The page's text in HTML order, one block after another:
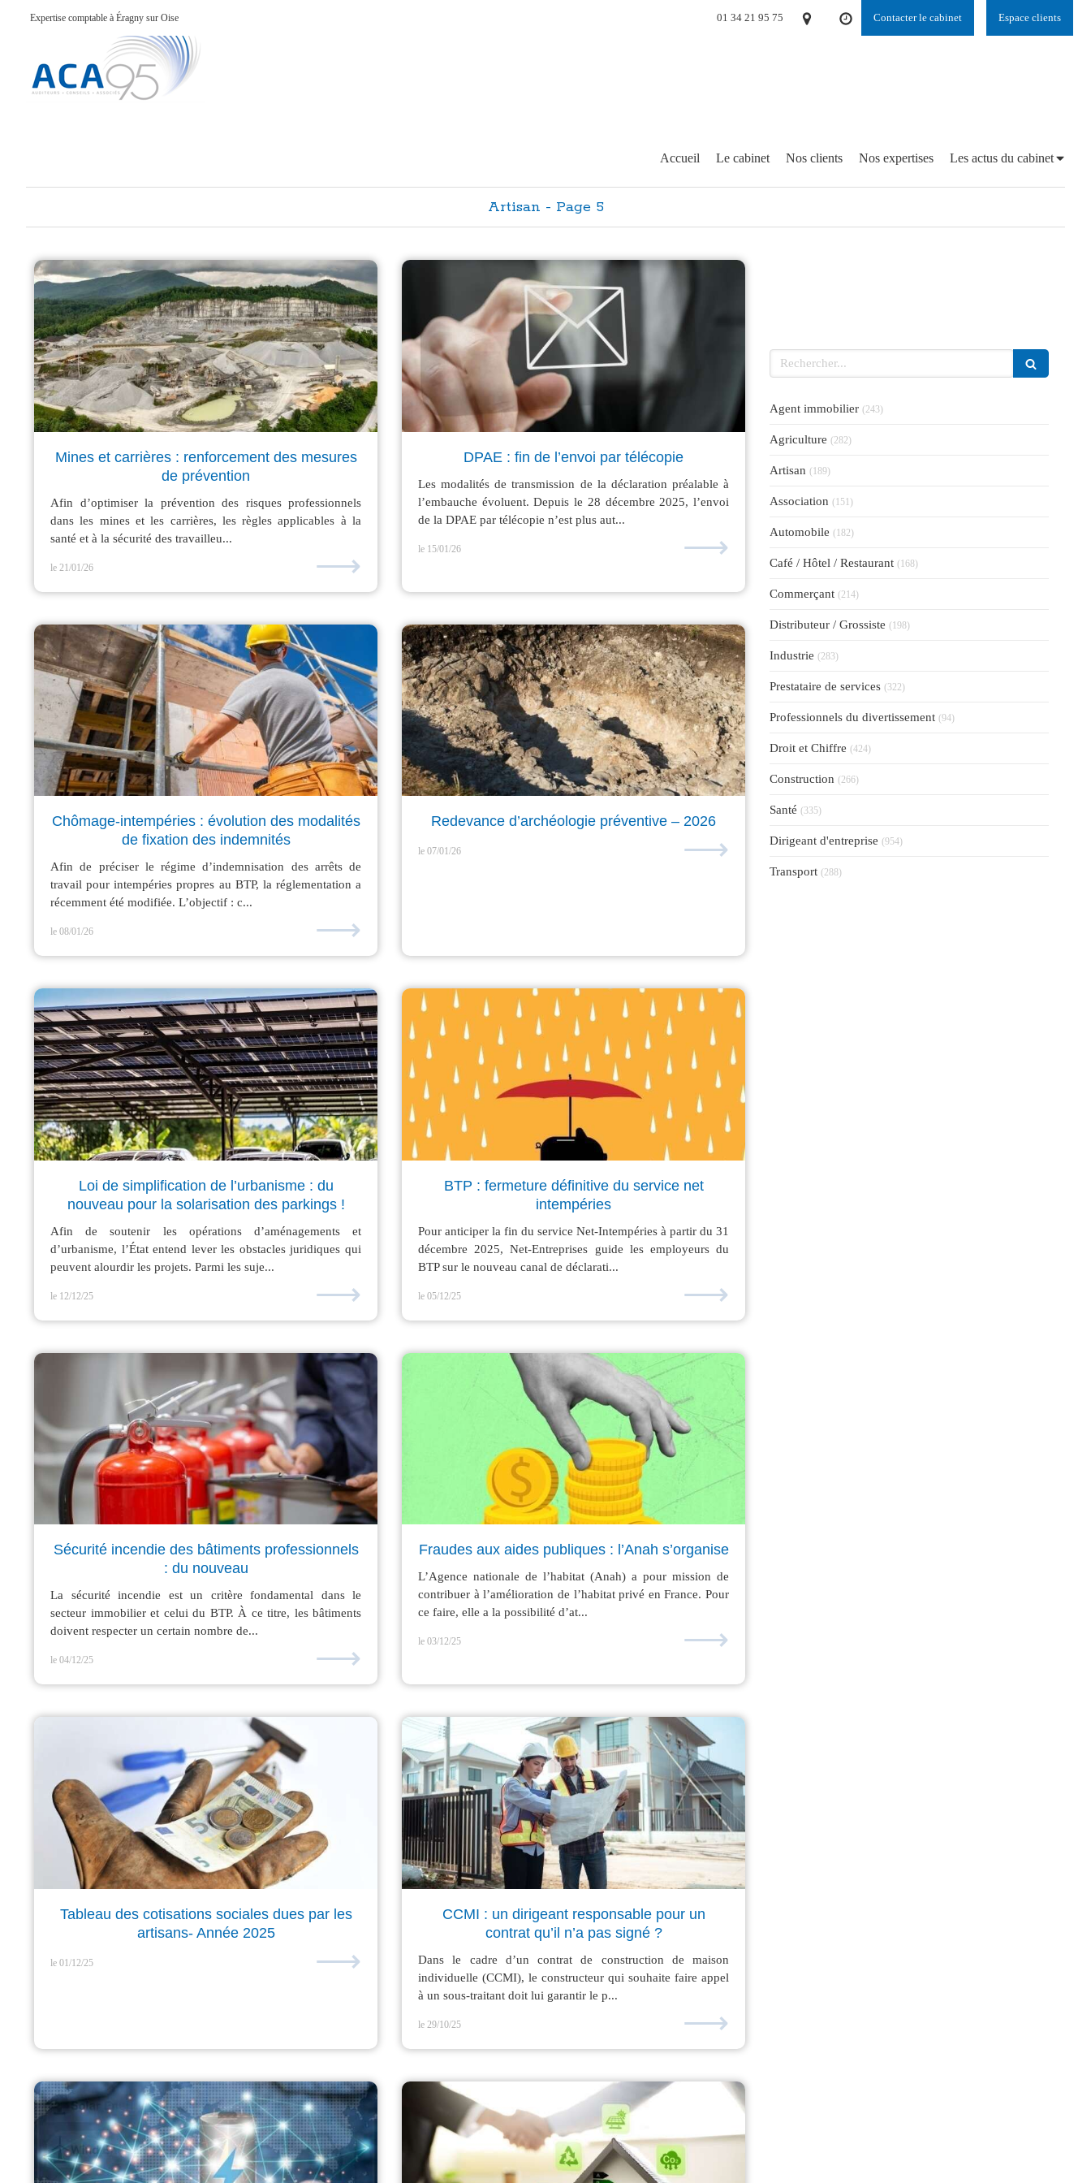
Expertise comptable à Éragny sur Oise Espace clients
Contacter le cabinet
01 34 21 95 75
Accueil Le cabinet Nos clients Nos expertises Les actus du cabinet
Artisan - Page 5
Mines et carrières : renforcement des mesures
de prévention
Afin d’optimiser la prévention des risques professionnels
dans les mines et les carrières, les règles applicables à la
santé et à la sécurité des travailleu...
le 21/01/26 ⟶
DPAE : fin de l’envoi par télécopie
Les modalités de transmission de la déclaration préalable à
l’embauche évoluent. Depuis le 28 décembre 2025, l’envoi
de la DPAE par télécopie n’est plus aut...
le 15/01/26 ⟶
Chômage-intempéries : évolution des modalités
de fixation des indemnités
Afin de préciser le régime d’indemnisation des arrêts de
travail pour intempéries propres au BTP, la réglementation a
récemment été modifiée. L’objectif : c...
le 08/01/26 ⟶
Redevance d’archéologie préventive – 2026
le 07/01/26 ⟶
Loi de simplification de l’urbanisme : du
nouveau pour la solarisation des parkings !
Afin de soutenir les opérations d’aménagements et
d’urbanisme, l’État entend lever les obstacles juridiques qui
peuvent alourdir les projets. Parmi les suje...
le 12/12/25 ⟶
BTP : fermeture définitive du service net
intempéries
Pour anticiper la fin du service Net-Intempéries à partir du 31
décembre 2025, Net-Entreprises guide les employeurs du
BTP sur le nouveau canal de déclarati...
le 05/12/25 ⟶
Sécurité incendie des bâtiments professionnels
: du nouveau
La sécurité incendie est un critère fondamental dans le
secteur immobilier et celui du BTP. À ce titre, les bâtiments
doivent respecter un certain nombre de...
le 04/12/25 ⟶
Fraudes aux aides publiques : l’Anah s’organise
L’Agence nationale de l’habitat (Anah) a pour mission de
contribuer à l’amélioration de l’habitat privé en France. Pour
ce faire, elle a la possibilité d’at...
le 03/12/25 ⟶
Tableau des cotisations sociales dues par les
artisans- Année 2025
le 01/12/25 ⟶
CCMI : un dirigeant responsable pour un
contrat qu’il n’a pas signé ?
Dans le cadre d’un contrat de construction de maison
individuelle (CCMI), le constructeur qui souhaite faire appel
à un sous-traitant doit lui garantir le p...
le 29/10/25 ⟶
Rechercher
Agent immobilier (243)
Agriculture (282)
Artisan (189)
Association (151)
Automobile (182)
Café / Hôtel / Restaurant (168)
Commerçant (214)
Distributeur / Grossiste (198)
Industrie (283)
Prestataire de services (322)
Professionnels du divertissement (94)
Droit et Chiffre (424)
Construction (266)
Santé (335)
Dirigeant d'entreprise (954)
Transport (288)